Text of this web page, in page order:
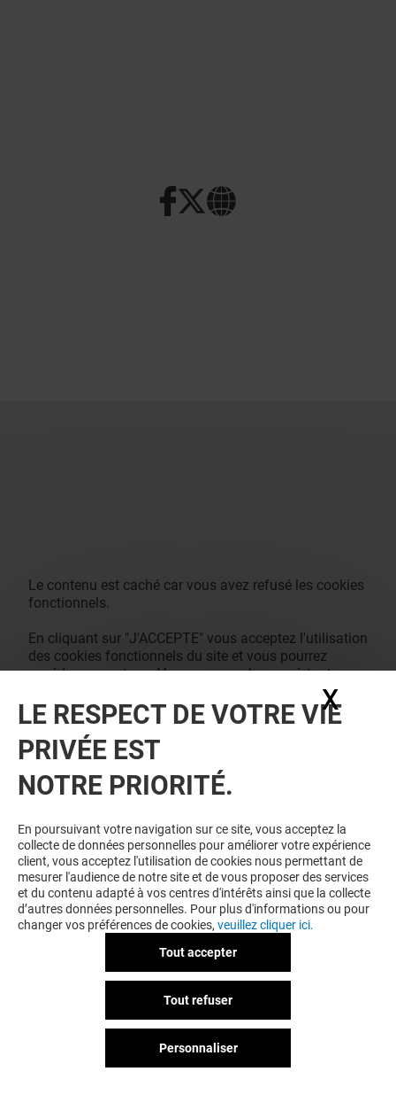
Le contenu est caché car vous avez refusé les cookies
fonctionnels.
En cliquant sur "J'ACCEPTE" vous acceptez l'utilisation
des cookies fonctionnels du site et vous pourrez
accéder au contenu. Vous pouvez changer à tout
moment vos consentements des cookies dans notre
page de management des cookies.
LE RESPECT DE VOTRE VIE
PRIVÉE EST
NOTRE PRIORITÉ.
En poursuivant votre navigation sur ce site, vous acceptez la
collecte de données personnelles pour améliorer votre expérience
client, vous acceptez l'utilisation de cookies nous permettant de
mesurer l'audience de notre site et de vous proposer des services
et du contenu adapté à vos centres d'intérêts ainsi que la collecte
d’autres données personnelles. Pour plus d'informations ou pour
changer vos préférences de cookies, veuillez cliquer ici.
Tout accepter
Tout refuser
Personnaliser
X